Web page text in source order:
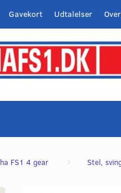
Udtalelser
Gavekort
FS1 4 gear Stel,